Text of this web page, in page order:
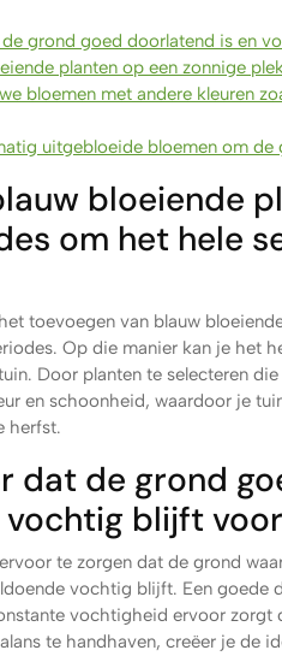
grond goed doorlatend is en
planten op een zonnige
bloemen met andere kleuren
uitgebloeide bloemen om de
bloeiende
om het hele
toevoegen van blauw
Op die manier kan je het
Door planten te selecteren
en schoonheid, waardoor je
herfst.
dat de grond
blijft
te zorgen dat de grond
vochtig blijft. Een goede
vochtigheid ervoor zorgt
te handhaven, creëer je de